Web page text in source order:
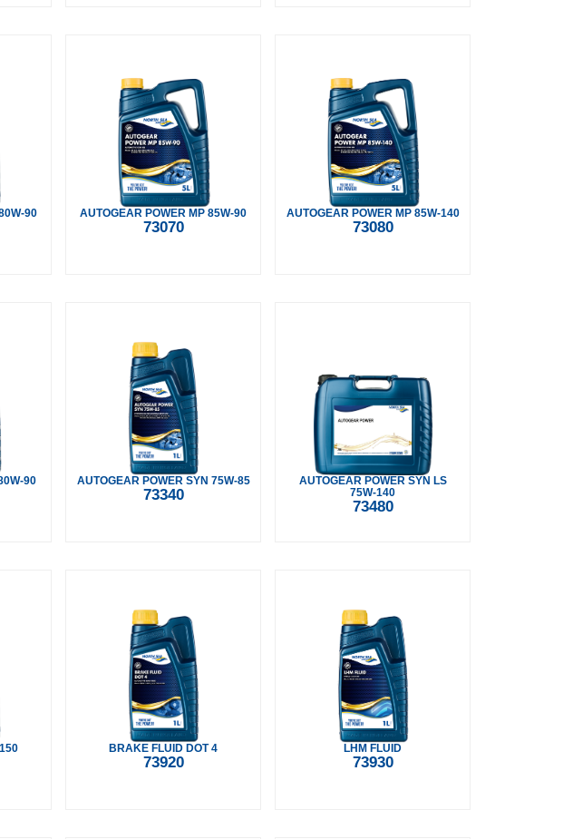
90 AUTOGEAR POWER MP 85W-90
73070
AUTOGEAR POWER MP 85W-140
73080
90 AUTOGEAR POWER SYN 75W-85
73340
AUTOGEAR POWER SYN LS
75W-140
73480
BRAKE FLUID DOT 4
73920
LHM FLUID
73930